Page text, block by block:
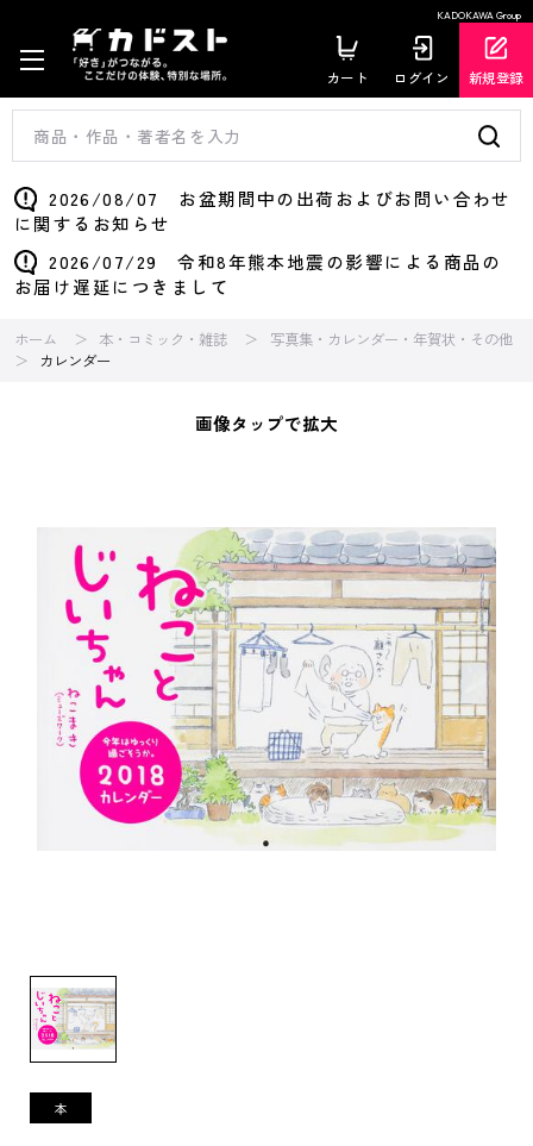
KADOKAWA Group
カート ログイン 新規登録
2026/08/07 お盆期間中の出荷およびお問い合わせ
に関するお知らせ
2026/07/29 令和8年熊本地震の影響による商品の
お届け遅延につきまして
ホーム 本・コミック・雑誌
写真集・カレンダー・年賀状・その他
カレンダー
画像タップで拡大